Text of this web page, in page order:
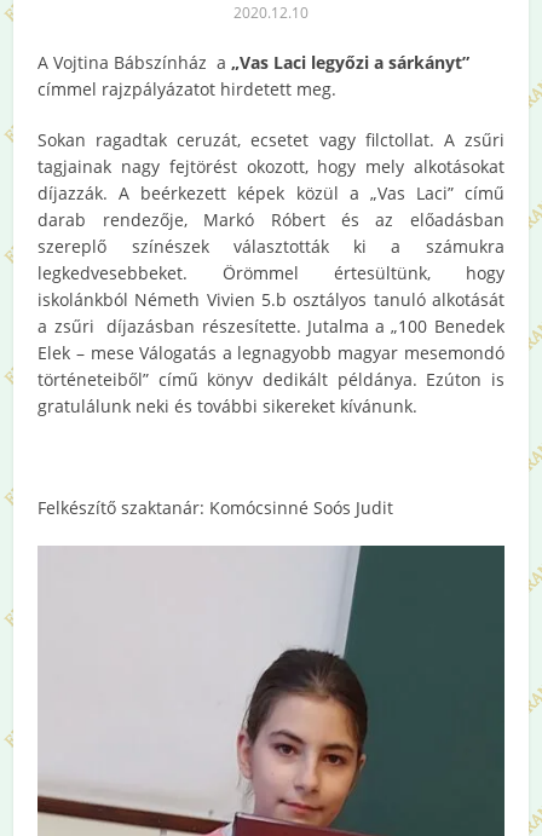
2020.12.10
A Vojtina Bábszínház a „Vas Laci legyőzi a sárkányt”
címmel rajzpályázatot hirdetett meg.
Sokan ragadtak ceruzát, ecsetet vagy filctollat. A zsűri
tagjainak nagy fejtörést okozott, hogy mely alkotásokat
díjazzák. A beérkezett képek közül a „Vas Laci” című
darab rendezője, Markó Róbert és az előadásban
szereplő színészek választották ki a számukra
legkedvesebbeket. Örömmel értesültünk, hogy
iskolánkból Németh Vivien 5.b osztályos tanuló alkotását
a zsűri díjazásban részesítette. Jutalma a „100 Benedek
Elek – mese Válogatás a legnagyobb magyar mesemondó
történeteiből” című könyv dedikált példánya. Ezúton is
gratulálunk neki és további sikereket kívánunk.
Felkészítő szaktanár: Komócsinné Soós Judit